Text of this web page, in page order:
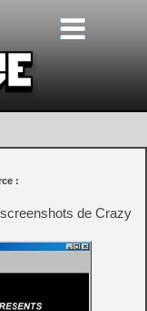
:
de Crazy